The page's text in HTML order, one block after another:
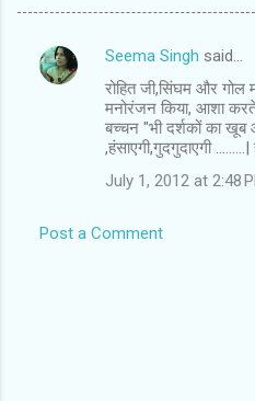
C
Seema Singh said…
रोहित जी,सिंघम और
मनोरंजन किया, आशा
बच्चन "भी दर्शकों का
,हंसाएगी,गुदगुदाएगी
July 1, 2012 at 2:48
Post a Comment